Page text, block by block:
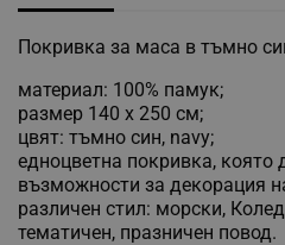
Покривка за маса в тъмно
материал: 100% памук;
размер 140 х 250 см;
цвят: тъмно син, navy;
едноцветна покривка, която
възможности за декорация
различен стил: морски,
тематичен, празничен повод.